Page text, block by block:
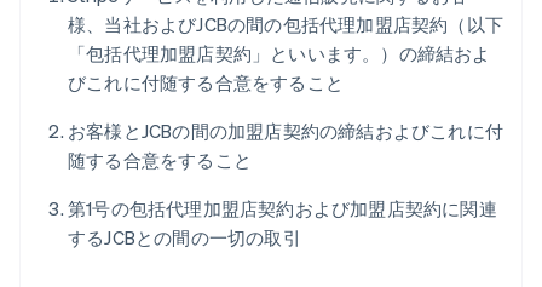
様、当社およびJCBの間の包括代理加盟店契約（以下
「包括代理加盟店契約」といいます。）の締結およ
びこれに付随する合意をすること
お客様とJCBの間の加盟店契約の締結およびこれに付
随する合意をすること
第1号の包括代理加盟店契約および加盟店契約に関連
するJCBとの間の一切の取引